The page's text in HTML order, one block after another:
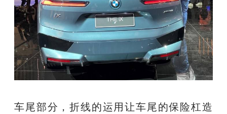
车尾部分，折线的运用让车尾的保险杠造